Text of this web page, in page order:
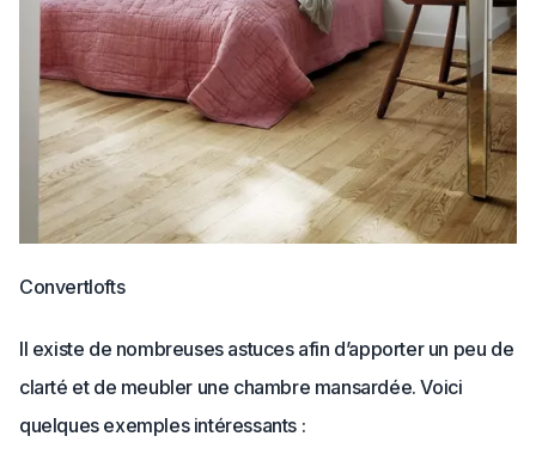
Convertlofts
Il existe de nombreuses astuces afin d’apporter un peu de
clarté et de meubler une chambre mansardée. Voici
quelques exemples intéressants :